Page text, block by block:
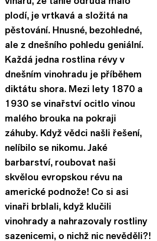
plodí, je vrtkavá a složitá na
pěstování. Hnusné, bezohledné,
ale z dnešního pohledu geniální.
Každá jedna rostlina révy v
dnešním vinohradu je příběhem
diktátu shora. Mezi lety 1870 a
1930 se vinařství ocitlo vinou
malého brouka na pokraji
záhuby. Když vědci našli řešení,
nelíbilo se nikomu. Jaké
barbarství, roubovat naši
skvělou evropskou révu na
americké podnože! Co si asi
vinaři brblali, když klučili
vinohrady a nahrazovaly rostliny
sazenicemi, o nichž nic nevěděli?!